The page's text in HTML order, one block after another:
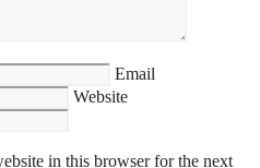
Email
Website
in this browser for the next